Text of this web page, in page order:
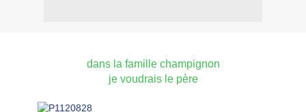
dans la famille champignon
je voudrais le père